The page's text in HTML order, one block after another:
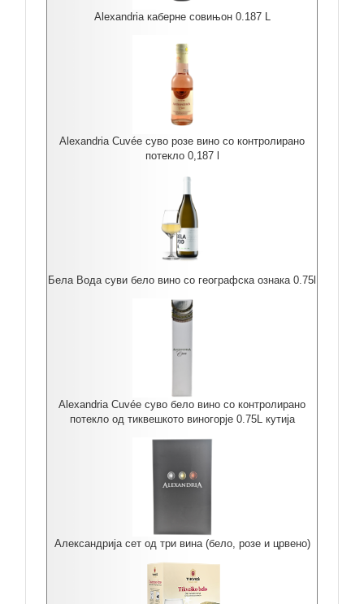
Alexandria каберне совињон 0.187 L
Alexandria Cuvée суво розе вино со контролирано
потекло 0,187 l
Бела Вода суви бело вино со географска ознака 0.75l
Alexandria Cuvée суво бело вино со контролирано
потекло од тиквешкото виногорје 0.75L кутија
Александрија сет од три вина (бело, розе и црвено)